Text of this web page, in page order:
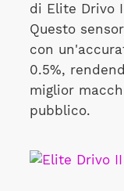
di Elite Drivo
Questo
con
0.5%,
miglior
pubblico.